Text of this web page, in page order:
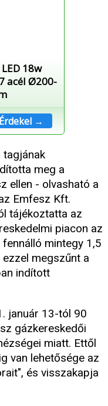
18w
acél Ø200-
Érdekel →
tagjának
meg a
ellen - olvasható a
Emfesz Kft.
tájékoztatta az
piacon az
mintegy 1,5
megszűnt a
indított
január 13-tól 90
gázkereskedői
miatt. Ettől
van lehetősége az
és visszakapja